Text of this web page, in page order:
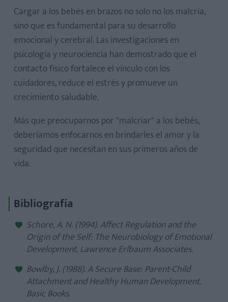
Cargar a los bebés en brazos no solo no los malcría,
sino que es fundamental para su desarrollo
emocional y cerebral. Las investigaciones en
psicología y neurociencia han demostrado que el
contacto físico fortalece el vínculo con los
cuidadores, reduce el estrés y promueve un
crecimiento saludable.
Más que preocuparnos por "malcriar" a los bebés,
deberíamos enfocarnos en brindarles el amor y la
seguridad que necesitan en sus primeros años de
vida.
Bibliografía
Schore, A. N. (1994). Affect Regulation and the
Origin of the Self: The Neurobiology of Emotional
Development. Lawrence Erlbaum Associates.
Bowlby, J. (1988). A Secure Base: Parent-Child
Attachment and Healthy Human Development.
Basic Books.